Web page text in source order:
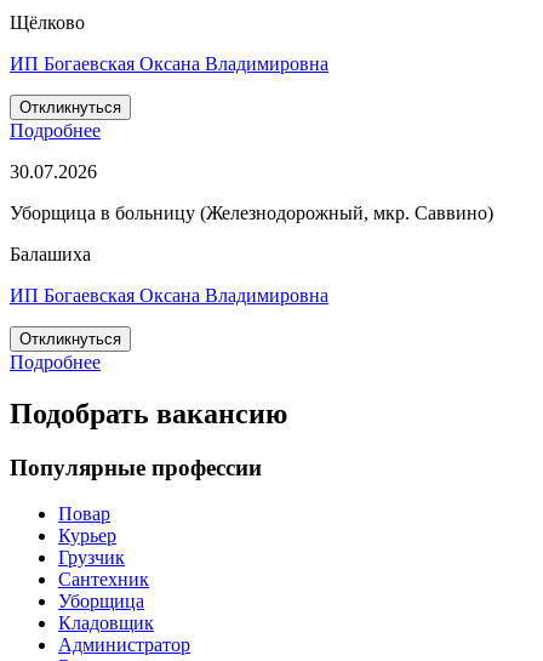
Щёлково
ИП Богаевская Оксана Владимировна
Откликнуться
Подробнее
30.07.2026
Уборщица в больницу (Железнодорожный, мкр. Саввино)
Балашиха
ИП Богаевская Оксана Владимировна
Откликнуться
Подробнее
Подобрать вакансию
Популярные профессии
Повар
Курьер
Грузчик
Сантехник
Уборщица
Кладовщик
Администратор